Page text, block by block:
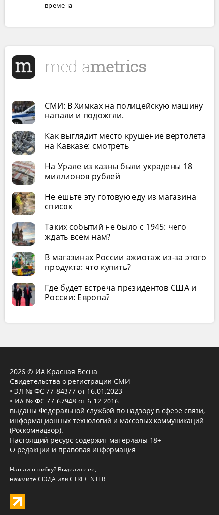
времена
СМИ: В Химках на полицейскую машину
напали и подожгли.
Как выглядит место крушение вертолета
на Кавказе: смотреть
На Урале из казны были украдены 18
миллионов рублей
Не ешьте эту готовую еду из магазина:
список
Таких событий не было с 1945: чего
ждать всем нам?
В магазинах России ажиотаж из-за этого
продукта: что купить?
Где будет встреча президентов США и
России: Европа?
2026 © ИА Красная Весна
Свидетельства о регистрации СМИ:
• ЭЛ № ФС 77-84377 от 16.01.2023
• ИА № ФС 77-67948 от 6.12.2016
выданы Федеральной службой по надзору в сфере связи,
информационных технологий и массовых коммуникаций
(Роскомнадзор).
Настоящий ресурс содержит материалы 18+
О редакции и правовая информация
Нашли ошибку? Выделите ее,
нажмите СЮДА или CTRL+ENTER